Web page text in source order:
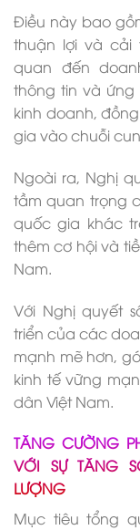
Điều này bao
thuận lợi và cải
quan đến
thông tin và ứng
kinh doanh,
gia vào chuỗi
Ngoài ra, Nghị
tầm quan trọng
quốc gia khác
thêm cơ hội và
Nam.
Với Nghị quyết
triển của các
mạnh mẽ hơn,
kinh tế vững
dân Việt Nam.
TĂNG CƯỜNG
VỚI SỰ TĂNG
LƯỢNG
Mục tiêu tổng